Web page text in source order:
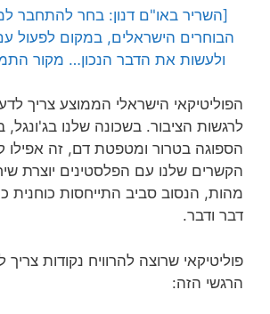
[השריר באו"ם דנון:בחר להתחבר
הבוחרים הישראלים, במקום לפעול
ולעשות את הדבר הנכון… מקור
הפוליטיקאי הישראלי הממוצע צריך
לרגשות הציבור. בשכונה שלנו בג'ונגל,
הספוגה בטרור ומטפטת דם, זה
הקשרים שלנו עם הפלסטינים יוצרת
מהות, הנסוב סביב התייחסות
דבר ודבר.
פוליטיקאי שרוצה להרוויח נקודות צריך
הרגשי הזה: